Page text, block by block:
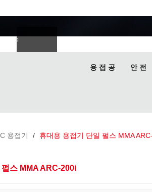
Italiano
용 접 공 안 전
용접기 / 휴대용 용접기 단일 펄스 MMA
스 MMA ARC-200i